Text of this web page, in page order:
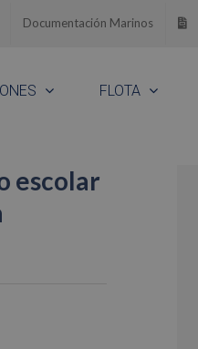
Documentación Marinos
FLOTA
escolar